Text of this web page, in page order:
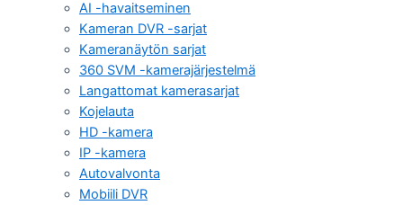
AI -havaitseminen
Kameran DVR -sarjat
Kameranäytön sarjat
360 SVM -kamerajärjestelmä
Langattomat kamerasarjat
Kojelauta
HD -kamera
IP -kamera
Autovalvonta
Mobiili DVR